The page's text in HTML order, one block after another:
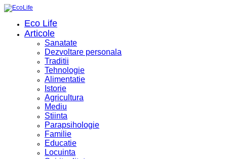
Eco Life
Articole
Sanatate
Dezvoltare personala
Traditii
Tehnologie
Alimentatie
Istorie
Agricultura
Mediu
Stiinta
Parapsihologie
Familie
Educatie
Locuinta